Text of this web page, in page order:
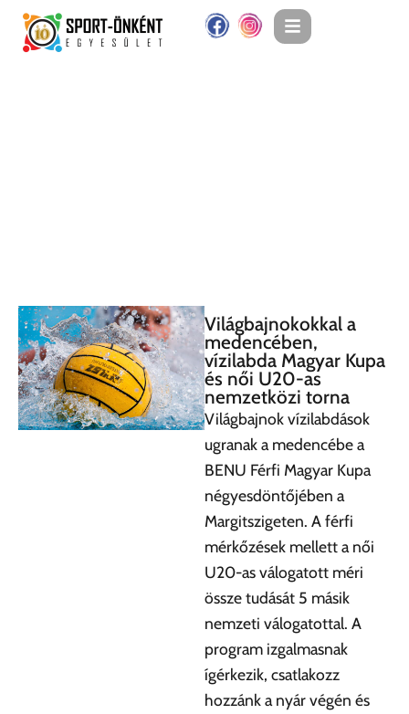
Világbajnokokkal a
medencében,
vízilabda Magyar Kupa
és női U20-as
nemzetközi torna
Világbajnok vízilabdások
ugranak a medencébe a
BENU Férfi Magyar Kupa
négyesdöntőjében a
Margitszigeten. A férfi
mérkőzések mellett a női
U20-as válogatott méri
össze tudását 5 másik
nemzeti válogatottal. A
program izgalmasnak
ígérkezik, csatlakozz
hozzánk a nyár végén és